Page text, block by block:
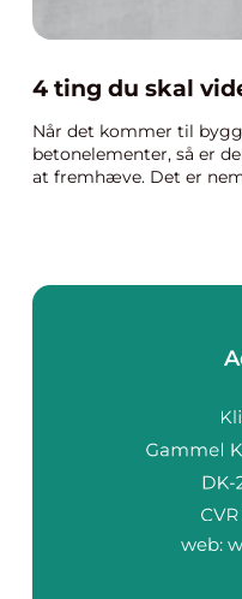
4 ting du skal
Når det kommer til
betonelementer, så er
at fremhæve. Det er
web: